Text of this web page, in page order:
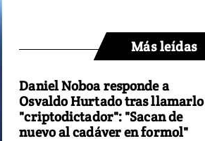
Más leídas
Daniel Noboa responde a
Osvaldo Hurtado tras llamarlo
"criptodictador": "Sacan de
nuevo al cadáver en formol"